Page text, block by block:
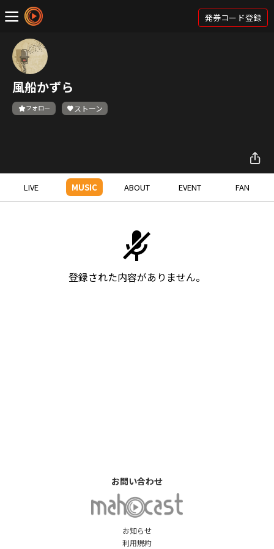
発券コード登録
風船かずら
フォロー ストーン
LIVE MUSIC ABOUT EVENT FAN
登録された内容がありません。
お知らせ
利用規約
お問い合わせ